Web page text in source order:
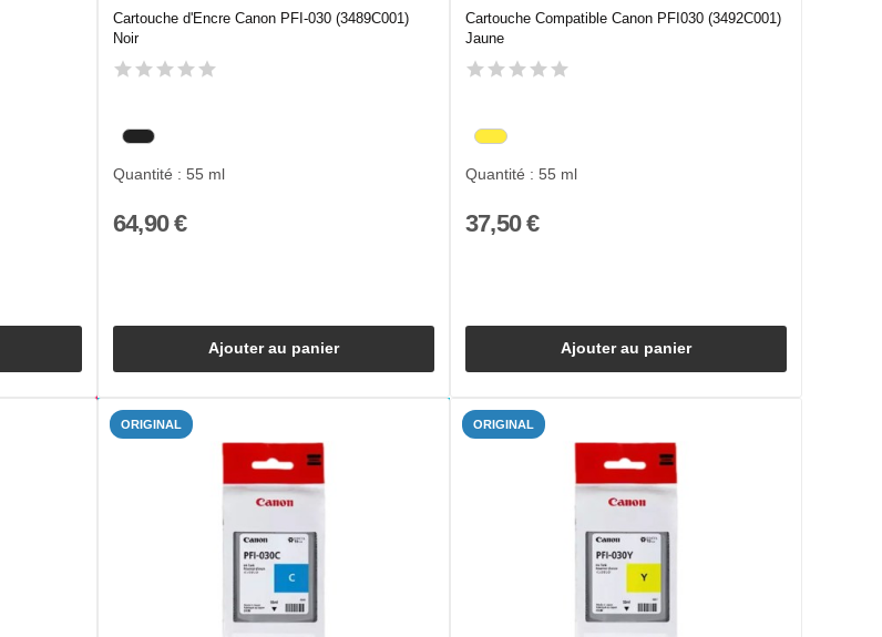
Cartouche d'Encre Canon PFI-030 (3489C001)
Noir
Quantité : 55 ml
64,90 €
Ajouter au panier
Cartouche Compatible Canon PFI030 (3492C001)
Jaune
Quantité : 55 ml
37,50 €
Ajouter au panier
ORIGINAL ORIGINAL